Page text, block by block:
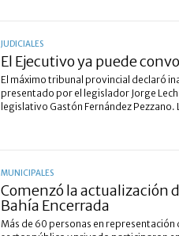
JUDICIALES
El Ejecutivo ya puede
El máximo tribunal provincial declaró
presentado por el legislador Jorge
legislativo Gastón Fernández Pezzano.
MUNICIPALES
Comenzó la actualización
Bahía Encerrada
Más de 60 personas en